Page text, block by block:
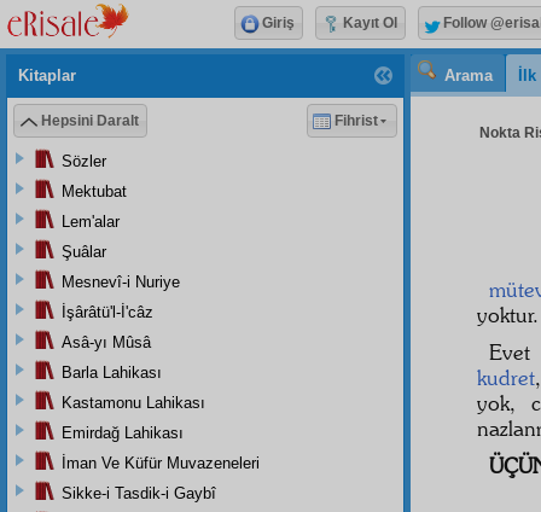
Arama
Nokta
kudret
yok,
Kitaplar
Hepsini Daralt Fihrist
Sözler
Mektubat
Lem'alar
Şuâlar
Mesnevî-i Nuriye
İşârâtü'l-İ'câz
Asâ-yı Mûsâ
Barla Lahikası
Kastamonu Lahikası
Emirdağ Lahikası
İman Ve Küfür Muvazeneleri
Sikke-i Tasdik-i Gaybî
Giriş Kayıt Ol Follow